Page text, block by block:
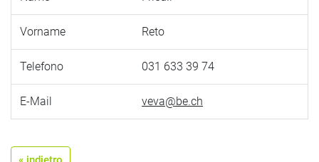
Vorname Reto
Telefono 031 633 39 74
E-Mail veva@be.ch